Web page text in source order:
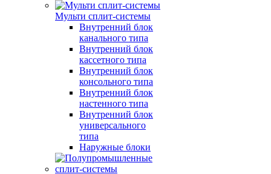
Мульти сплит-системы
Внутренний блок
канального типа
Внутренний блок
кассетного типа
Внутренний блок
консольного типа
Внутренний блок
настенного типа
Внутренний блок
универсального
типа
Наружные блоки